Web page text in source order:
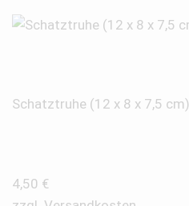
Schatztruhe (12 x 8 x 7,5 cm)
4,50 €